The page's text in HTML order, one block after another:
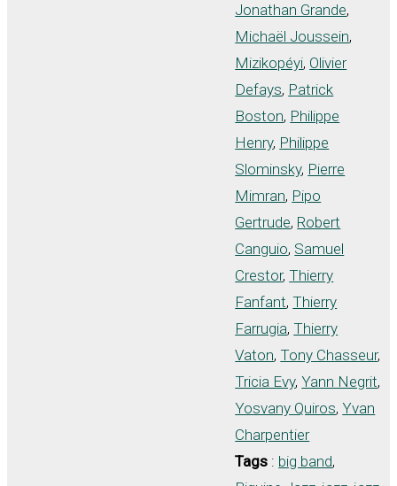
Jonathan Grande,
Michaël Joussein,
Mizikopéyi, Olivier
Defays, Patrick
Boston, Philippe
Henry, Philippe
Slominsky, Pierre
Mimran, Pipo
Gertrude, Robert
Canguio, Samuel
Crestor,Thierry
Fanfant,Thierry
Farrugia,Thierry
Vaton,Tony Chasseur,
Tricia Evy,Yann Negrit,
Yosvany Quiros,Yvan
Charpentier
Tags : big band,